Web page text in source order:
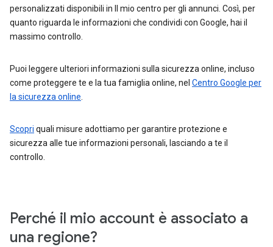
personalizzati disponibili in Il mio centro per gli annunci. Così, per
quanto riguarda le informazioni che condividi con Google, hai il
massimo controllo.
Puoi leggere ulteriori informazioni sulla sicurezza online, incluso
come proteggere te e la tua famiglia online, nel Centro Google per
la sicurezza online
Scopri quali misure adottiamo per garantire protezione e
sicurezza alle tue informazioni personali, lasciando a te il
controllo.
Perché il mio account è associato a
una regione?